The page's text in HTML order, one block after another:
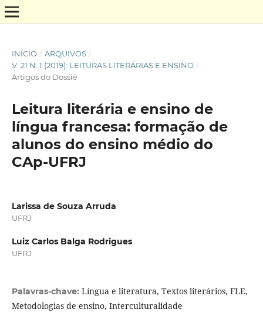
INÍCIO / ARQUIVOS /
V. 21 N. 1 (2019): LEITURAS LITERÁRIAS E ENSINO /
Artigos do Dossiê
Leitura literária e ensino de
língua francesa: formação de
alunos do ensino médio do
CAp-UFRJ
Larissa de Souza Arruda
UFRJ
Luiz Carlos Balga Rodrigues
UFRJ
Palavras-chave: Língua e literatura, Textos literários, FLE,
Metodologias de ensino, Interculturalidade